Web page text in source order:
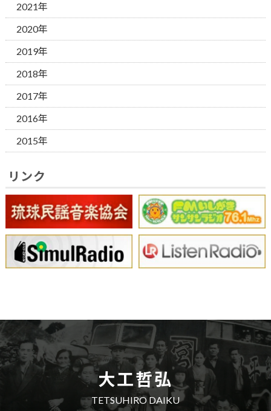
2021年
2020年
2019年
2018年
2017年
2016年
2015年
リンク
大工哲弘
TETSUHIRO DAIKU